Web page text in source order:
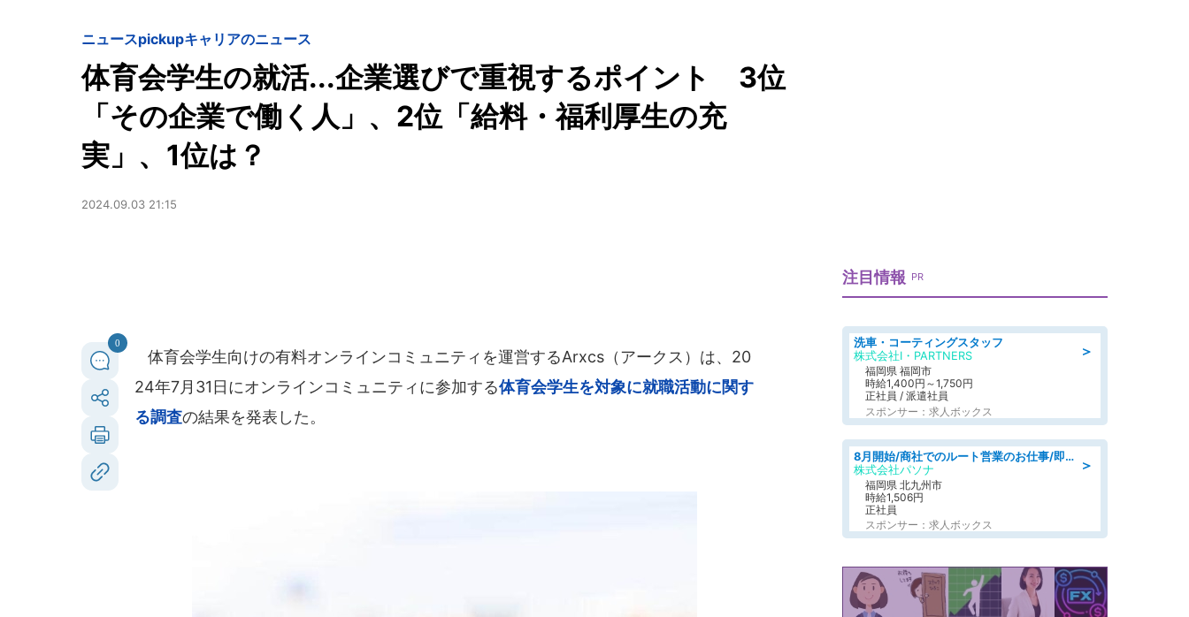
ニュースpickupキャリアのニュース
体育会学生の就活...企業選びで重視するポイント 3位
「その企業で働く人」、2位「給料・福利厚生の充
実」、1位は？
2024.09.03 21:15
0
体育会学生向けの有料オンラインコミュニティを運営するArxcs（アークス）は、20
24年7月31日にオンラインコミュニティに参加する体育会学生を対象に就職活動に関す
る調査の結果を発表した。
注目情報 PR
＞
洗車・コーティングスタッフ
株式会社I・PARTNERS
福岡県 福岡市
時給1,400円～1,750円
正社員 / 派遣社員
スポンサー：求人ボックス
＞
8月開始/商社でのルート営業のお仕事/即日勤務可/車通勤可/営業
株式会社パソナ
福岡県 北九州市
時給1,506円
正社員
スポンサー：求人ボックス